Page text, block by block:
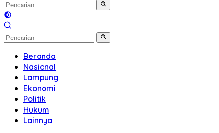
Beranda
Nasional
Lampung
Ekonomi
Politik
Hukum
Lainnya